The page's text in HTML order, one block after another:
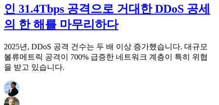
인 31.4Tbps 공격으로 거대한 DDoS 공세
의 한 해를 마무리하다
2025년, DDoS 공격 건수는 두 배 이상 증가했습니다. 대규모
볼류메트릭 공격이 700% 급증한 네트워크 계층이 특히 위협
을 받고 있습니다.